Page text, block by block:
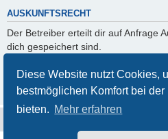
Diese Website nutzt Cookies,
bestmöglichen Komfort bei der
bieten. Mehr erfahren
AUSKUNFTSRECHT
Der Betreiber erteilt dir auf Anfrage
dich gespeichert sind.
Du kannst jederzeit die Löschung
verlangen. Kontaktiere hierzu bitte